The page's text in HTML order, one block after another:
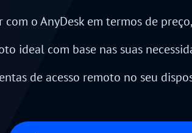
Controle remoto universal
Controle servidores no exterior com
flexíveis
o AnyDesk em termos de
ideal com base nas suas
de acesso remoto no seu